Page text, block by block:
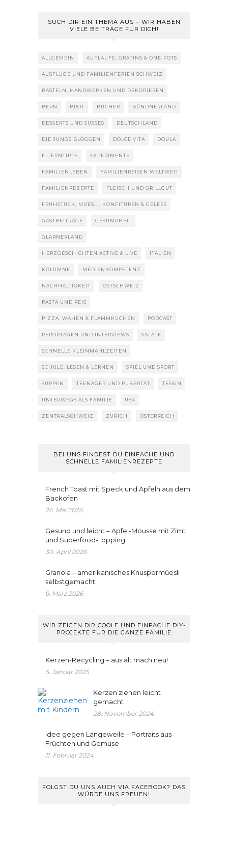
SUCH DIR EIN THEMA AUS – WIR HABEN
VIELE BEITRÄGE FÜR DICH!
ALLGEMEIN AUFLÄUFE, GRATINS & ONE-POTS
AUSFLÜGE UND FAMILIENFERIEN SCHWEIZ
BASTELN, HANDWERKEN UND DEKORIEREN
BERN BROT BÜCHER BÜNDNERLAND
DESSERTS UND SÜSSES DEUTSCHLAND
DIE JUNGS BLOGGEN DOLCE VITA DOULA
ELTERNTIPPS EXPERIMENTE
FAMILIENLEBEN FAMILIENREISEN WELTWEIT
FAMILIENREZEPTE FLEISCH UND GRILLGUT
FRÜHSTÜCK, MÜESLI, KONFITÜREN & GELEES
GASTBEITRÄGE GESUNDHEIT
GLARNERLAND
HERZGESCHICHTEN ACTIVE & LIVE ITALIEN
KOLUMNE MEDIENKOMPETENZ
NACHHALTIGKEIT OSTSCHWEIZ
PASTA UND REIS
PIZZA, WÄHEN & FLAMMKUCHEN PODCAST
REPORTAGEN UND INTERVIEWS SALATE
SCHNELLE KLEINMAHLZEITEN
SCHULE, LESEN & LERNEN SPIEL UND SPORT
SUPPEN TEENAGER UND PUBERTÄT TESSIN
UNTERWEGS ALS FAMILIE USA
ZENTRALSCHWEIZ ZÜRICH ÖSTERREICH
BEI UNS FINDEST DU EINFACHE UND
SCHNELLE FAMILIENREZEPTE
French Toast mit Speck und Äpfeln aus dem
Backofen
26. Mai 2026
Gesund und leicht – Apfel-Mousse mit Zimt
und Superfood-Topping
30. April 2026
Granola – amerikanisches Knuspermüesli
selbstgemacht
9. März 2026
WIR ZEIGEN DIR COOLE UND EINFACHE DIY-
PROJEKTE FÜR DIE GANZE FAMILIE
Kerzen-Recycling – aus alt mach neu!
5. Januar 2025
Kerzen ziehen leicht
gemacht
28. November 2024
Idee gegen Langeweile – Portraits aus
Früchten und Gemüse
11. Februar 2024
FOLGST DU UNS AUCH VIA FACEBOOK? DAS
WÜRDE UNS FREUEN!